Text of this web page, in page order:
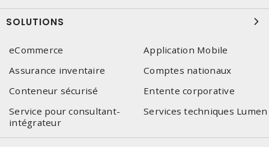
SOLUTIONS
eCommerce
Application Mobile
Assurance inventaire
Comptes nationaux
Conteneur sécurisé
Entente corporative
Service pour consultant-
intégrateur
Services techniques Lumen